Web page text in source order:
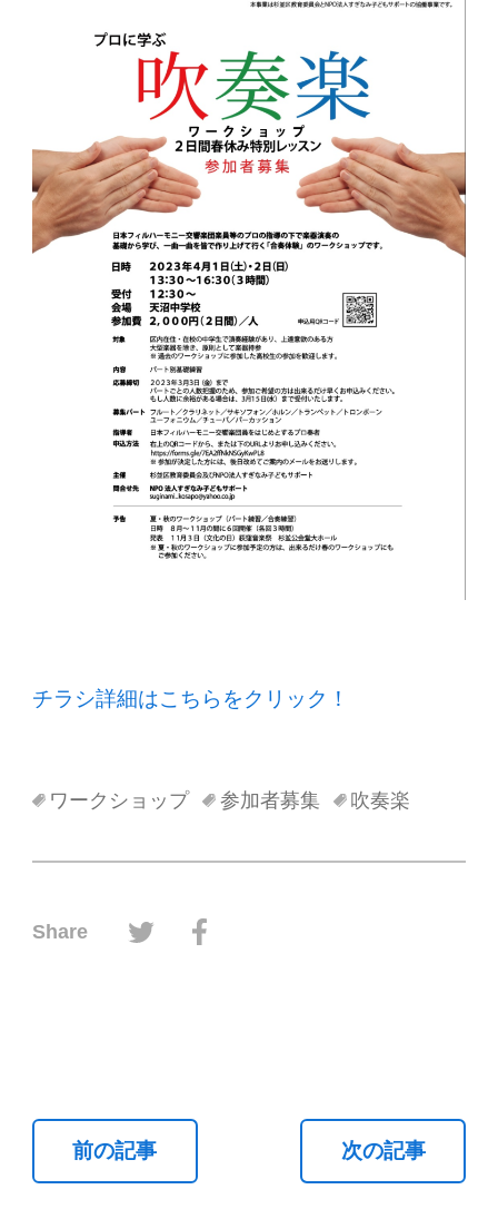
チラシ詳細はこちらをクリック！
ワークショップ 参加者募集 吹奏楽
Share ツイッターでシェアする
前の記事 次の記事